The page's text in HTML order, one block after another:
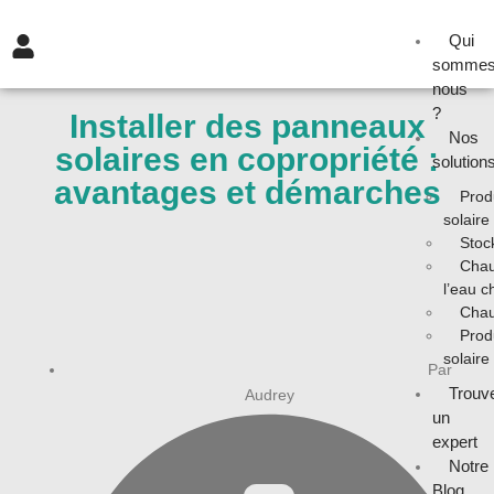
Qui
nous
?
Nos
solaire
l’eau
solaire
un
expert
Notre
Blog
Installer des panneaux
solaires en copropriété :
avantages et démarches
Par
Audrey